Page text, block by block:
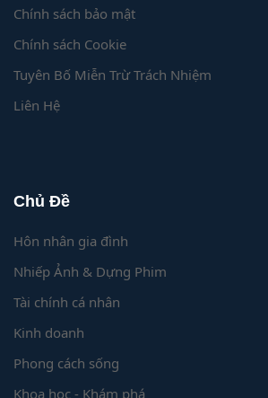
Chính sách bảo mật
Chính sách Cookie
Tuyên Bố Miễn Trừ Trách Nhiệm
Liên Hệ
Chủ Đề
Hôn nhân gia đình
Nhiếp Ảnh & Dựng Phim
Tài chính cá nhân
Kinh doanh
Phong cách sống
Khoa học - Khám phá